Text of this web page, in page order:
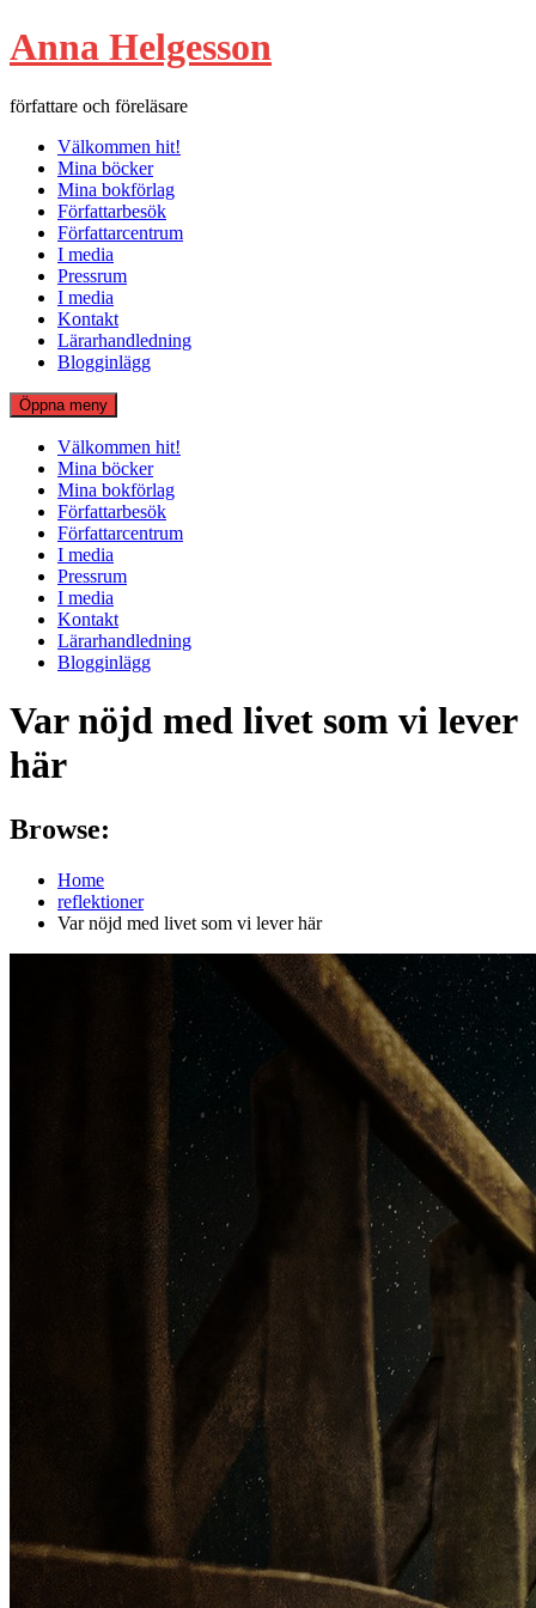
Hoppa
till
Anna Helgesson
författare och föreläsare
Välkommen hit!
Mina böcker
Mina bokförlag
Författarbesök
Författarcentrum
I media
Pressrum
I media
Kontakt
Lärarhandledning
Blogginlägg
Öppna meny
Välkommen hit!
Mina böcker
Mina bokförlag
Författarbesök
Författarcentrum
I media
Pressrum
I media
Kontakt
Lärarhandledning
Blogginlägg
Var nöjd med livet som vi lever
här
Browse:
Home
reflektioner
Var nöjd med livet som vi lever här